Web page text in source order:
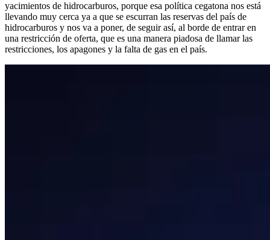
yacimientos de hidrocarburos, porque esa política cegatona nos está
llevando muy cerca ya a que se escurran las reservas del país de
hidrocarburos y nos va a poner, de seguir así, al borde de entrar en
una restricción de oferta, que es una manera piadosa de llamar las
restricciones, los apagones y la falta de gas en el país.